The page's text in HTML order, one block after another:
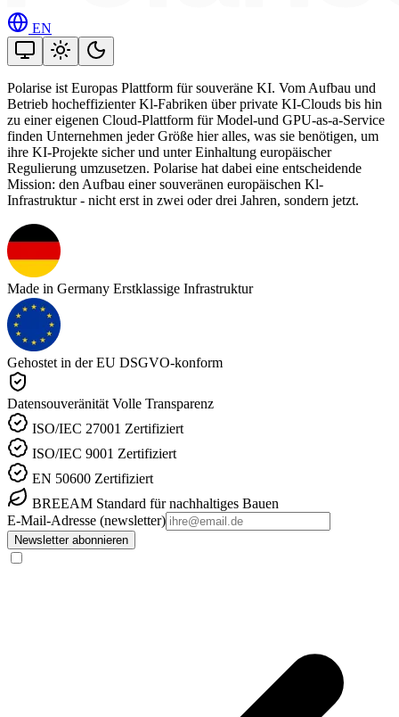
EN
Polarise ist Europas Plattform für souveräne KI. Vom Aufbau und
Betrieb hocheffizienter Kl-Fabriken über private KI-Clouds bis hin
zu einer eigenen Cloud-Plattform für Model-und GPU-as-a-Service
finden Unternehmen jeder Größe hier alles, was sie benötigen, um
ihre KI-Projekte sicher und unter Einhaltung europäischer
Regulierung umzusetzen. Polarise hat dabei eine entscheidende
Mission: den Aufbau einer souveränen europäischen Kl-
Infrastruktur - nicht erst in zwei oder drei Jahren, sondern jetzt.
Made in Germany Erstklassige Infrastruktur
Gehostet in der EU DSGVO-konform
Datensouveränität Volle Transparenz
ISO/IEC 27001 Zertifiziert
ISO/IEC 9001 Zertifiziert
EN 50600 Zertifiziert
BREEAM Standard für nachhaltiges Bauen
E-Mail-Adresse (newsletter)
Newsletter abonnieren